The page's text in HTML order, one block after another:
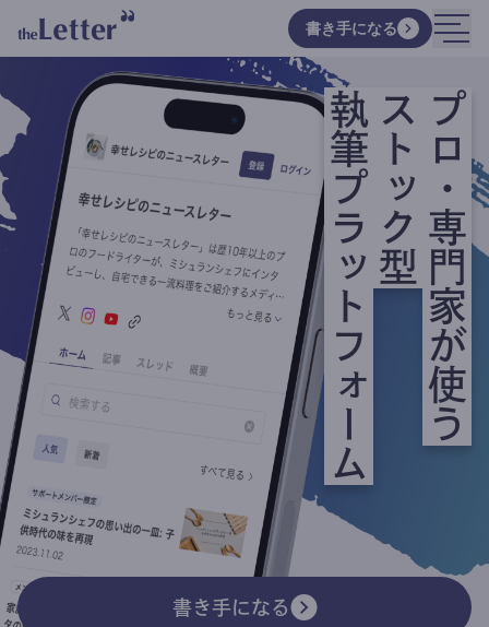
書き手になる
プロ・専門家が使う
ストック型
執筆プラットフォーム
書き手になる